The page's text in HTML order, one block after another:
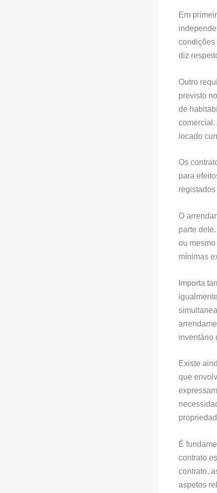
Em
condições
diz
Outro
previsto
de
comercial.
locado
Os
para
O
parte
ou
mínimas
Importa
inventário
Existe
que
É
contrato
contrato,
aspetos